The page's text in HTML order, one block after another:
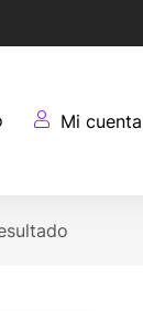
Mi cuenta